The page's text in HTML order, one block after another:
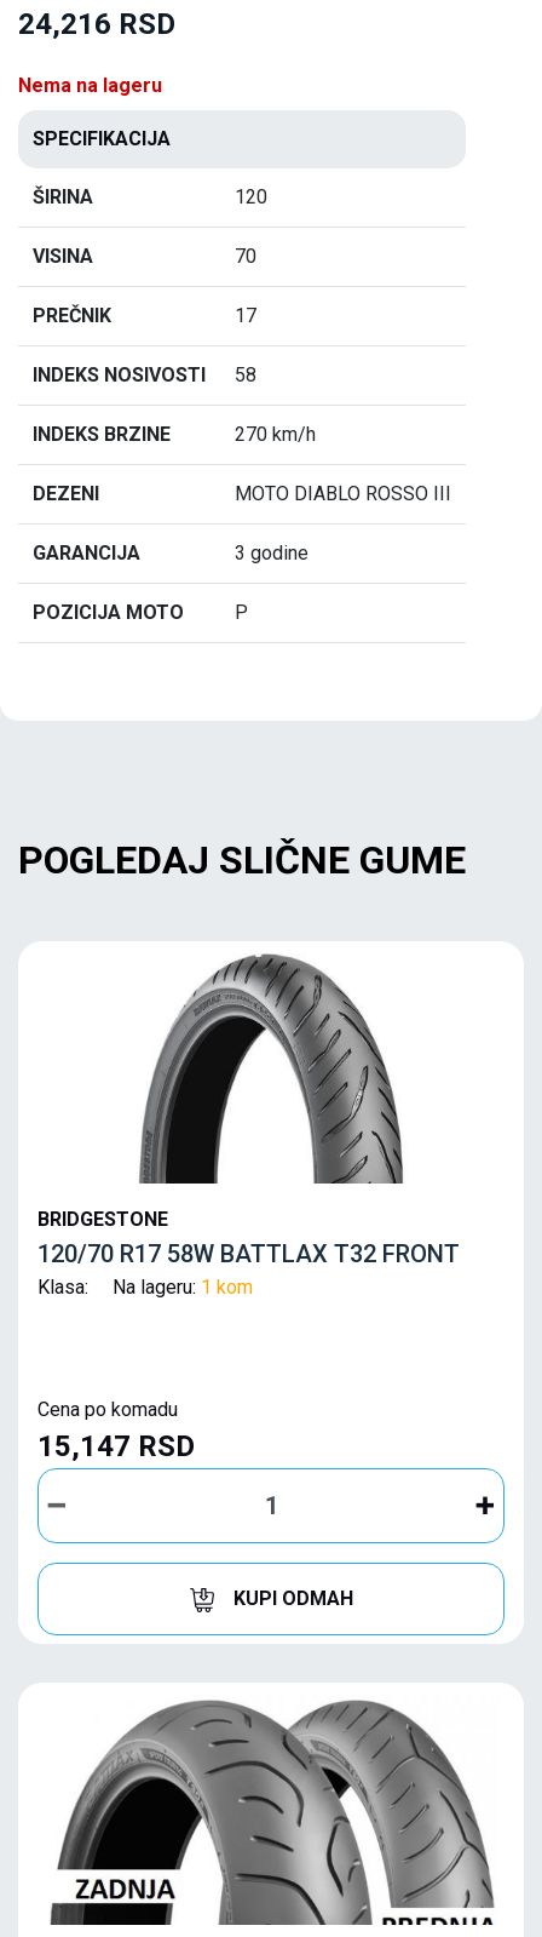
24,216 RSD
Nema na lageru
SPECIFIKACIJA
ŠIRINA 120
VISINA 70
PREČNIK 17
INDEKS NOSIVOSTI 58
INDEKS BRZINE 270 km/h
DEZENI MOTO DIABLO ROSSO III
GARANCIJA 3 godine
POZICIJA MOTO P
POGLEDAJ SLIČNE GUME
BRIDGESTONE
120/70 R17 58W BATTLAX T32 FRONT
Klasa: Na lageru: 1 kom
Cena po komadu
15,147 RSD
KUPI ODMAH